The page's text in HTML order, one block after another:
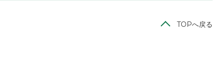
TOPへ戻る